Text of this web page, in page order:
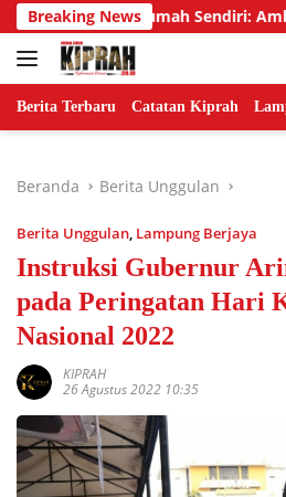
Langsung
ke
konten
Breaking News
di Rumah Sendiri: Ambisi
Berita Terbaru Catatan Kiprah
Beranda Berita Unggulan
Berita Unggulan, Lampung Berjaya
Instruksi Gubernur
pada Peringatan Hari
Nasional 2022
KIPRAH
26 Agustus 2022 10:35